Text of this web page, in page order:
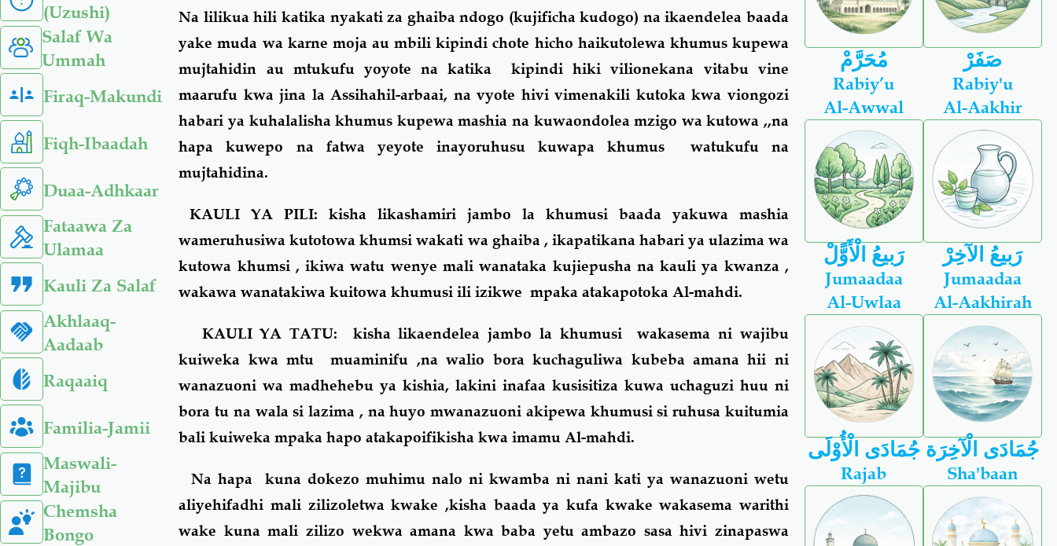
(Uzushi)
Salaf Wa
Ummah
Firaq-Makundi
Fiqh-Ibaadah
Duaa-Adhkaar
Fataawa Za
Ulamaa
Kauli Za Salaf
Akhlaaq-
Aadaab
Raqaaiq
Familia-Jamii
Maswali-
Majibu
Chemsha
Bongo
Na lilikua hili katika nyakati za ghaiba ndogo (kujificha kudogo) na ikaendelea baada
yake muda wa karne moja au mbili kipindi chote hicho haikutolewa khumus kupewa
mujtahidin au mtukufu yoyote na katika kipindi hiki vilionekana vitabu vine
maarufu kwa jina la Assihahil-arbaai, na vyote hivi vimenakili kutoka kwa viongozi
habari ya kuhalalisha khumus kupewa mashia na kuwaondolea mzigo wa kutowa ,,na
hapa kuwepo na fatwa yeyote inayoruhusu kuwapa khumus watukufu na
mujtahidina.
KAULI YA PILI: kisha likashamiri jambo la khumusi baada yakuwa mashia
wameruhusiwa kutotowa khumsi wakati wa ghaiba , ikapatikana habari ya ulazima wa
kutowa khumsi , ikiwa watu wenye mali wanataka kujiepusha na kauli ya kwanza ,
wakawa wanatakiwa kuitowa khumusi ili izikwe mpaka atakapotoka Al-mahdi.
KAULI YA TATU: kisha likaendelea jambo la khumusi wakasema ni wajibu
kuiweka kwa mtu muaminifu ,na walio bora kuchaguliwa kubeba amana hii ni
wanazuoni wa madhehebu ya kishia, lakini inafaa kusisitiza kuwa uchaguzi huu ni
bora tu na wala si lazima , na huyo mwanazuoni akipewa khumusi si ruhusa kuitumia
bali kuiweka mpaka hapo atakapoifikisha kwa imamu Al-mahdi.
Na hapa kuna dokezo muhimu nalo ni kwamba ni nani kati ya wanazuoni wetu
aliyehifadhi mali zilizoletwa kwake ,kisha baada ya kufa kwake wakasema warithi
wake kuna mali zilizo wekwa amana kwa baba yetu ambazo sasa hivi zinapaswa
مُحَرَّمْ صَفَرْ
Rabiy’u
Al-Awwal
رَبيعُ الْأَوًّلْ
Rabiy'u
Al-Aakhir
رَبيعُ الآخِرْ
Jumaadaa
Al-Uwlaa
جُمَادَى الْأُوْلَى
Jumaadaa
Al-Aakhirah
جُمَادَى الْآخِرَة
Rajab Sha'baan